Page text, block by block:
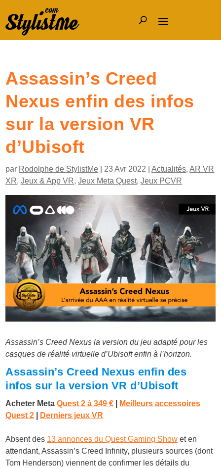
Assassin’s Creed
Nexus enfin des infos
sur la version VR
d’Ubisoft
par Rodolphe de StylistMe 23 Avr 2022 |Actualités,AR VR
XR,Jeux & App VR,Jeux Meta Quest,Jeux PCVR
Assassin’s Creed Nexus la version du jeu adapté pour les
casques de réalité virtuelle d’Ubisoft enfin à l’horizon.
Assassin’s Creed Nexus enfin des
infos sur la version VR d’Ubisoft
Acheter Meta Quest 2 à349 €
Meilleurs accessoires
Quest 2
Derniers jeux VR
Absent des 13 annonces du Quest Gaming Show et en
attendant, Assassin’s Creed Infinity, plusieurs sources (dont
Tom Henderson) viennent de confirmer les détails du